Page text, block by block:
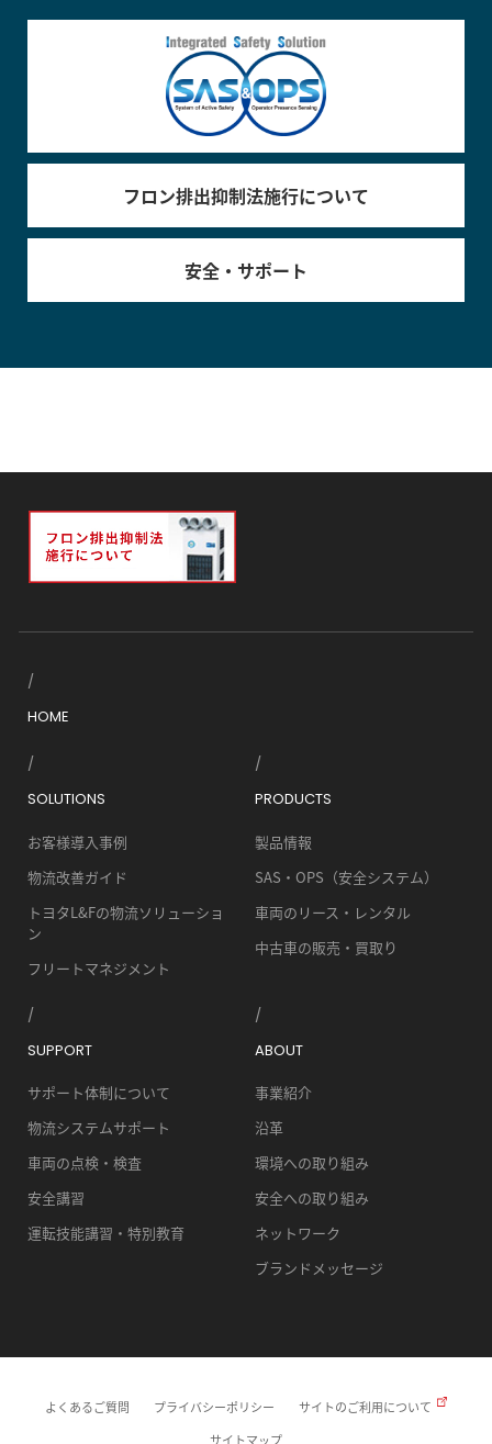
フロン排出抑制法施行について
安全・サポート
HOME
SOLUTIONS
お客様導入事例
物流改善ガイド
トヨタL&Fの物流ソリューショ
ン
フリートマネジメント
PRODUCTS
製品情報
SAS・OPS（安全システム）
車両のリース・レンタル
中古車の販売・買取り
SUPPORT
サポート体制について
物流システムサポート
車両の点検・検査
安全講習
運転技能講習・特別教育
ABOUT
事業紹介
沿革
環境への取り組み
安全への取り組み
ネットワーク
ブランドメッセージ
よくあるご質問 プライバシーポリシー
サイトのご利用について
サイトマップ